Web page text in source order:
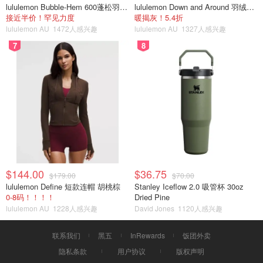
lululemon Bubble-Hem 600蓬松羽绒夹克
接近半价！罕见力度
lululemon AU 1472人感兴趣
lululemon Down and Around 羽绒夹克
暖揭灰！5.4折
lululemon AU 1327人感兴趣
7
$144.00 $179.00
lululemon Define 短款连帽 胡桃棕
0-8码！！！！
lululemon AU 1228人感兴趣
8
$36.75 $70.00
Stanley Iceflow 2.0 吸管杯 30oz
Dried Pine
David Jones 1120人感兴趣
联系我们 黑五 InRewards
饭团外卖
隐私条款
用户协议 版权声明